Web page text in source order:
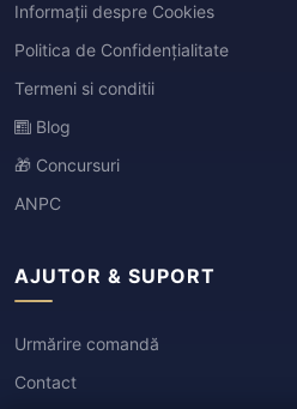
Informații despre Cookies
Politica de Confidențialitate
Termeni si conditii
Blog
🎁 Concursuri
ANPC
AJUTOR & SUPORT
Urmărire comandă
Contact